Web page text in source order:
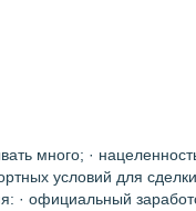
много; ·
условий для
официальный